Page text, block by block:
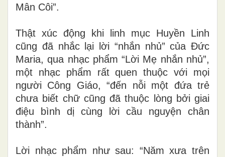
Mân Côi”.
Thật xúc động khi linh mục Huyền Linh
cũng đã nhắc lại lời “nhắn nhủ” của Đức
Maria, qua nhạc phẩm “Lời Mẹ nhắn nhủ”,
một nhạc phẩm rất quen thuộc với mọi
người Công Giáo, “đến nỗi một đứa trẻ
chưa biết chữ cũng đã thuộc lòng bởi giai
điệu bình dị cùng lời cầu nguyện chân
thành”.
Lời nhạc phẩm như sau: “Năm xưa trên